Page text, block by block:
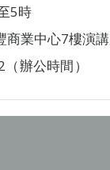
5時
商業中心7樓演
辦公時間）